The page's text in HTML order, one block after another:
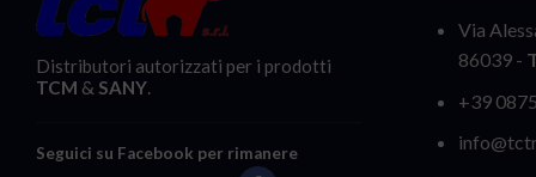
Distributori autorizzati per i prodotti
TCM & SANY.
Seguici su Facebook per rimanere
Via
86039 -
+39